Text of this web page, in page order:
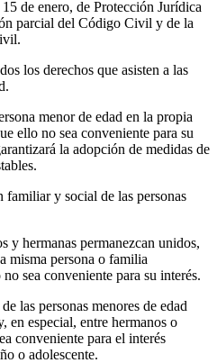
de enero, de Protección Jurídica
parcial del Código Civil y de la
los derechos que asisten a las
menor de edad en la propia
ello no sea conveniente para su
la adopción de medidas de
familiar y social de las personas
y hermanas permanezcan unidos,
misma persona o familia
sea conveniente para su interés.
las personas menores de edad
en especial, entre hermanos o
conveniente para el interés
o adolescente.